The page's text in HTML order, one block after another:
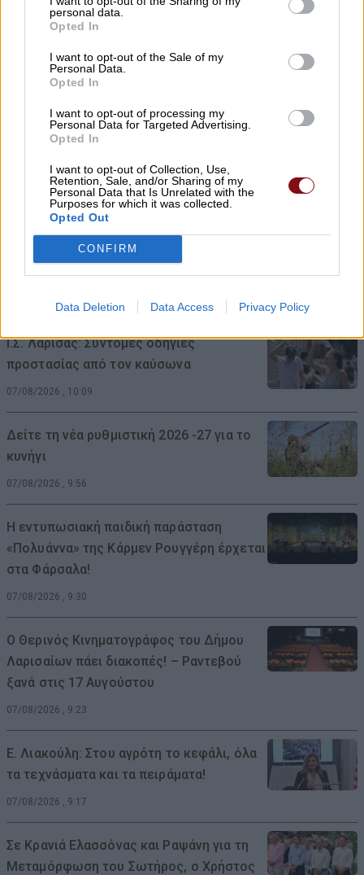
personal data.
Opted In
I want to opt-out of the Sale of my
Personal Data.
Opted In
I want to opt-out of processing my
Personal Data for Targeted Advertising.
Opted In
I want to opt-out of Collection, Use,
Retention, Sale, and/or Sharing of my
Personal Data that Is Unrelated with the
Purposes for which it was collected.
Opted Out
CONFIRM
Data Deletion Data Access Privacy Policy
Ανοικτά από σήμερα το ουζερί της Ζέτας
07/08/2026 , 11:17
Ανδρέας Μακρής, Κώστας Παπαγεωργίου
και Χρήστος Αλμπάνης στην ΠΑΕ ΑΕΛ
07/08/2026 , 10:44
ΛΑ.ΣΥ.: Η περιφερειακή αρχή κάνει πως
χρόνια ρύπανση του Γκουσμπασανιώτη
ποταμού
Ι.Σ. Λάρισας: Σύντομες οδηγίες
προστασίας από τον καύσωνα
07/08/2026 , 10:09
Δείτε τη νέα ρυθμιστική 2026 -27 για το
κυνήγι
07/08/2026 , 9:56
Η εντυπωσιακή παιδική παράσταση
«Πολυάννα» της Κάρμεν Ρουγγέρη έρχεται
στα Φάρσαλα!
07/08/2026 , 9:30
Ο Θερινός Κινηματογράφος του Δήμου
Λαρισαίων πάει διακοπές! – Ραντεβού
ξανά στις 17 Αυγούστου
07/08/2026 , 9:23
Ε. Λιακούλη: Στου αγρότη το κεφάλι, όλα
τα τεχνάσματα και τα πειράματα!
07/08/2026 , 9:17
Σε Κρανιά Ελασσόνας και Ραψάνη για τη
Μεταμόρφωση του Σωτήρος, ο Χρήστος